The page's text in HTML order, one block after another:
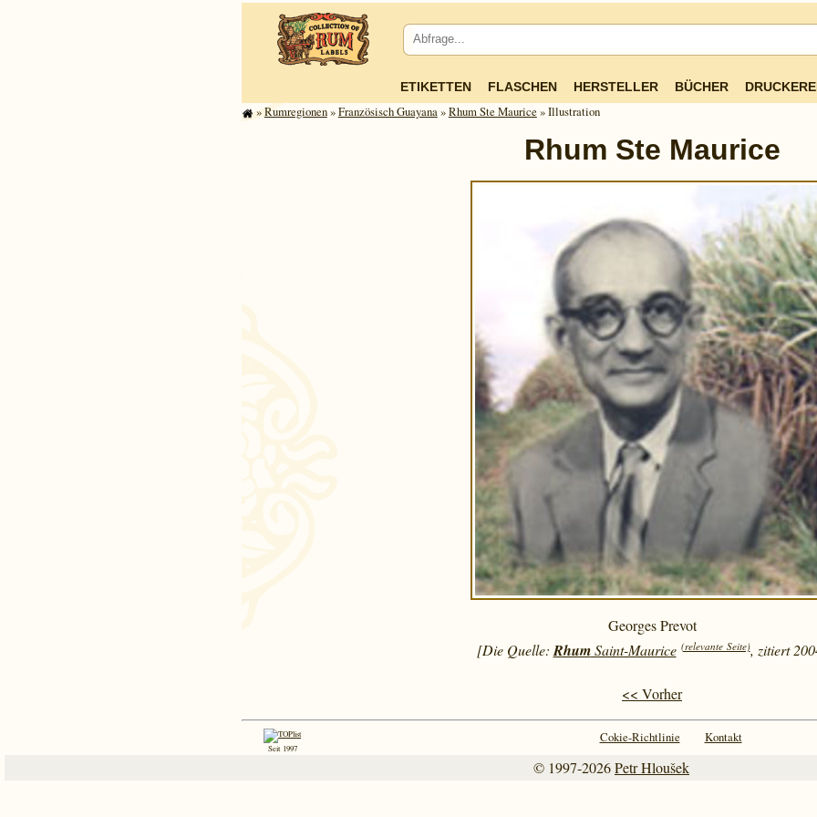
ETIKETTEN FLASCHEN HERSTELLER BÜCHER
»Rum­re­gi­o­nen»Franzö­sisch Gua­yana»Rhum Ste Maurice » Illustration
Rhum Ste Maurice
Georges Prevot
[Die Quelle: RhumSaint-Maurice (relevante Seite), zitiert
<< Vorher
Seit 1997
Cokie-Richtlinie Kontakt
© 1997-2026Petr Hloušek